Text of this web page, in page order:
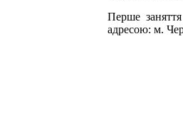
Перше
адресою: м.